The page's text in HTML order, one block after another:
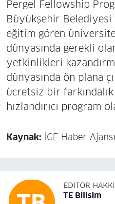
Pergel Fellowship
Büyükşehir Belediyesi
eğitim gören
dünyasında gerekli
yetkinlikleri
dünyasında ön plana
ücretsiz bir
hızlandırıcı program
Kaynak: İGF Haber Ajansı
EDITÖR
TE Bilisim